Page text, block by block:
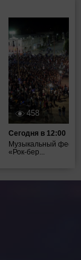
458
Сегодня в 12:00
Музыкальный
«Рок-бер...